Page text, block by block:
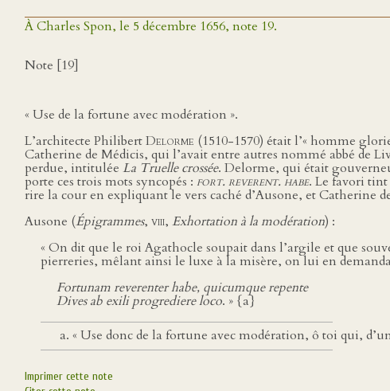
À Charles Spon, le 5 décembre 1656, note 19.
Note [19]
« Use de la fortune avec modération ».
L’architecte PhilibertDelorme (1510-1570) était l’« homme
Catherine de Médicis, qui l’avait entre autres nommé abbé de
perdue, intitulée La Truelle crossée. Delorme, qui était
porte ces trois mots syncopés : fort. reverent. habe. Le favori tint
rire la cour en expliquant le vers caché d’Ausone, et Catherine
Ausone (Épigrammes, viii, Exhortation à la modération) :
« On dit que le roi Agathocle soupait dans l’argile et que
pierreries, mêlant ainsi le luxe à la misère, on lui en
Fortunam reverenter habe, quicumque repente
Dives ab exili progrediere loco. » {a}
« Use donc de la fortune avec modération, ô toi qui,
Imprimer cette note